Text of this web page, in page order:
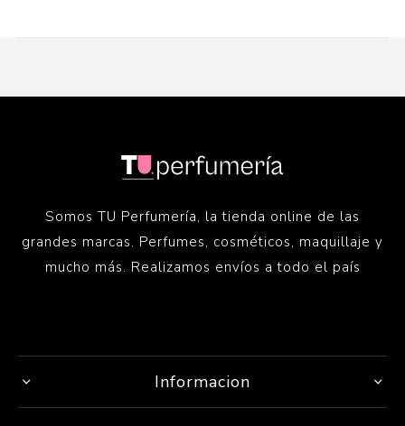
Somos TU Perfumería, la tienda online de las
grandes marcas. Perfumes, cosméticos, maquillaje y
mucho más. Realizamos envíos a todo el país
Informacion